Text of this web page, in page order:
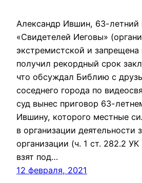
Александр Ившин, 63-летний
«Свидетелей Иеговы»
экстремистской и запрещена
получил рекордный срок
что обсуждал Библию с
соседнего города по
суд вынес приговор 63-
Ившину, которого местные
в организации деятельности
организации (ч. 1 ст. 282.2
взят под…
12 февраля, 2021